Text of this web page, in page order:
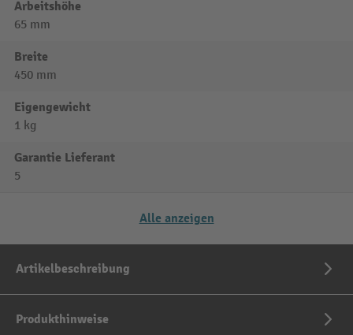
Arbeitshöhe
65 mm
Breite
450 mm
Eigengewicht
1 kg
Garantie Lieferant
5
Alle anzeigen
Artikelbeschreibung
Produkthinweise